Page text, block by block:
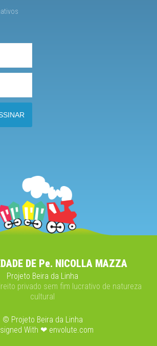
DE Pe. NICOLLA MAZZA
Projeto Beira da Linha
privado sem fim lucrativo de natureza
cultural
© Projeto Beira da Linha
With ❤ envolute.com